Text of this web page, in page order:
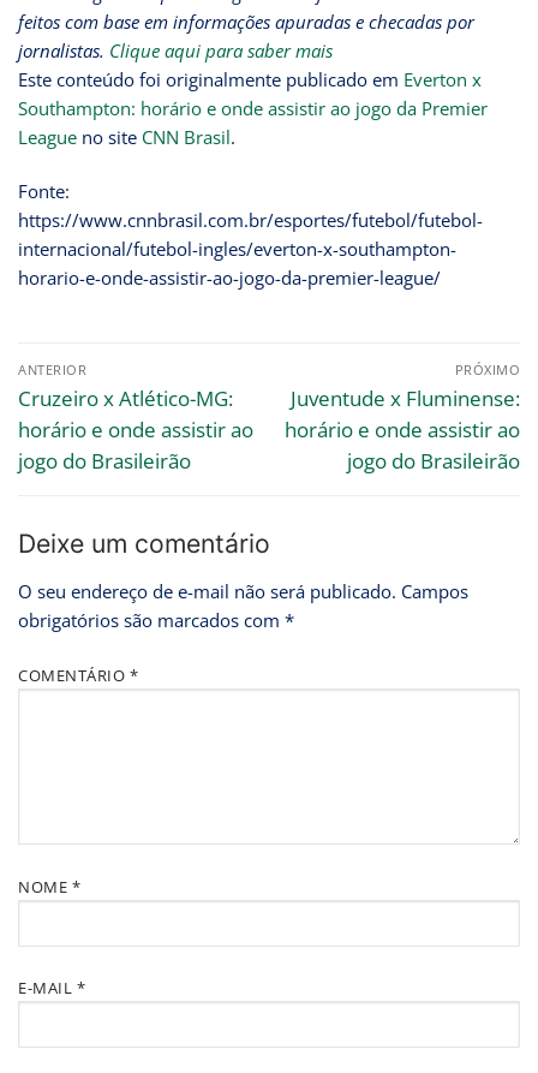
feitos com base em informações apuradas e checadas por
jornalistas. Clique aqui para saber mais
Este conteúdo foi originalmente publicado em Everton x
Southampton: horário e onde assistir ao jogo da Premier
League no site CNN Brasil.
Fonte:
https://www.cnnbrasil.com.br/esportes/futebol/futebol-
internacional/futebol-ingles/everton-x-southampton-
horario-e-onde-assistir-ao-jogo-da-premier-league/
ANTERIOR
Cruzeiro x Atlético-MG:
horário e onde assistir ao
jogo do Brasileirão
PRÓXIMO
Juventude x Fluminense:
horário e onde assistir ao
jogo do Brasileirão
Deixe um comentário
O seu endereço de e-mail não será publicado. Campos
obrigatórios são marcados com *
COMENTÁRIO *
NOME *
E-MAIL *